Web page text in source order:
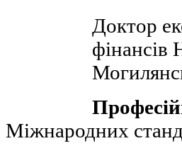
Доктор
фінансів
Міжнародних